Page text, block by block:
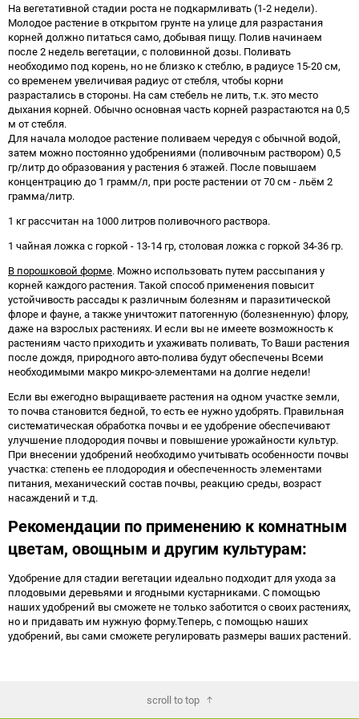
На вегетативной стадии роста не подкармливать (1-2 недели).
Молодое растение в открытом грунте на улице для разрастания
корней должно питаться само, добывая пищу. Полив начинаем
после 2 недель вегетации, с половинной дозы. Поливать
необходимо под корень, но не близко к стеблю, в радиусе 15-20 см,
со временем увеличивая радиус от стебля, чтобы корни
разрастались в стороны. На сам стебель не лить, т.к. это место
дыхания корней. Обычно основная часть корней разрастаются на 0,5
м от стебля.
Для начала молодое растение поливаем чередуя с обычной водой,
затем можно постоянно удобрениями (поливочным раствором) 0,5
гр/литр до образования у растения 6 этажей. После повышаем
концентрацию до 1 грамм/л, при росте растении от 70 см - льём 2
грамма/литр.
1 кг рассчитан на 1000 литров поливочного раствора.
1 чайная ложка с горкой - 13-14 гр, столовая ложка с горкой 34-36 гр.
В порошковой форме. Можно использовать путем рассыпания у
корней каждого растения. Такой способ применения повысит
устойчивость рассады к различным болезням и паразитической
флоре и фауне, а также уничтожит патогенную (болезненную) флору,
даже на взрослых растениях. И если вы не имеете возможность к
растениям часто приходить и ухаживать поливать, То Ваши растения
после дождя, природного авто-полива будут обеспечены Всеми
необходимыми макро микро-элементами на долгие недели!
Если вы ежегодно выращиваете растения на одном участке земли,
то почва становится бедной, то есть ее нужно удобрять. Правильная
систематическая обработка почвы и ее удобрение обеспечивают
улучшение плодородия почвы и повышение урожайности культур.
При внесении удобрений необходимо учитывать особенности почвы
участка: степень ее плодородия и обеспеченность элементами
питания, механический состав почвы, реакцию среды, возраст
насаждений и т.д.
Рекомендации по применению к комнатным
цветам, овощным и другим культурам:
Удобрение для стадии вегетации идеально подходит для ухода за
плодовыми деревьями и ягодными кустарниками. С помощью
наших удобрений вы сможете не только заботится о своих растениях,
но и придавать им нужную форму.Теперь, с помощью наших
удобрений, вы сами сможете регулировать размеры ваших растений.
scroll to top